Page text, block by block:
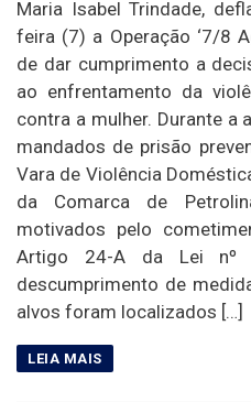
Maria Isabel Trindade,
feira (7) a Operação ‘7/8
de dar cumprimento a
ao enfrentamento da
contra a mulher. Durante a
mandados de prisão
Vara de Violência
da Comarca de
motivados pelo
Artigo 24-A da Lei nº
descumprimento de
alvos foram localizados […]